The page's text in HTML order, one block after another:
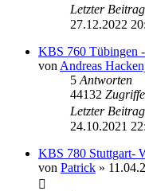
Letzter Beitrag
27.12.2022
KBS 760 Tübingen
von Andreas
5 Antworten
44132 Zugriffe
Letzter Beitrag
24.10.2021
KBS 780 Stuttgart-
von Patrick »